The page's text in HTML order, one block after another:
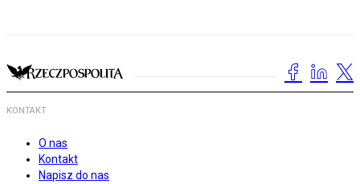
KONTAKT
O nas
Kontakt
Napisz do nas